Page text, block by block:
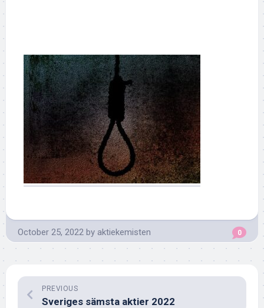
October 25, 2022 by aktiekemisten 0
PREVIOUS
Sveriges sämsta aktier 2022